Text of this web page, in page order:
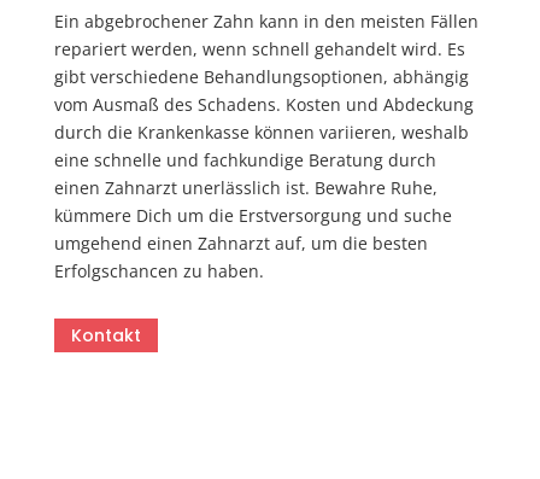
Ein abgebrochener Zahn kann in den meisten Fällen
repariert werden, wenn schnell gehandelt wird. Es
gibt verschiedene Behandlungsoptionen, abhängig
vom Ausmaß des Schadens. Kosten und Abdeckung
durch die Krankenkasse können variieren, weshalb
eine schnelle und fachkundige Beratung durch
einen Zahnarzt unerlässlich ist. Bewahre Ruhe,
kümmere Dich um die Erstversorgung und suche
umgehend einen Zahnarzt auf, um die besten
Erfolgschancen zu haben.
Kontakt